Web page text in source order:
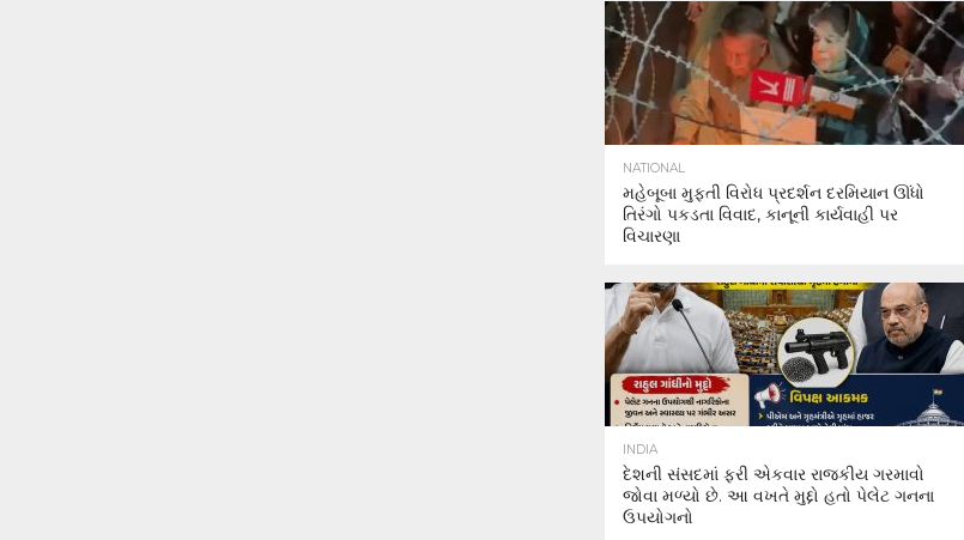
NATIONAL
મહેબૂબા મુફ્તી વિરોધ પ્રદર્શન દરમિયાન ઊંધો
તિરંગો પકડતા વિવાદ, કાનૂની કાર્યવાહી પર
વિચારણા
INDIA
દેશની સંસદમાં ફરી એકવાર રાજકીય ગરમાવો
જોવા મળ્યો છે. આ વખતે મુદ્દો હતો પેલેટ ગનના
ઉપયોગનો